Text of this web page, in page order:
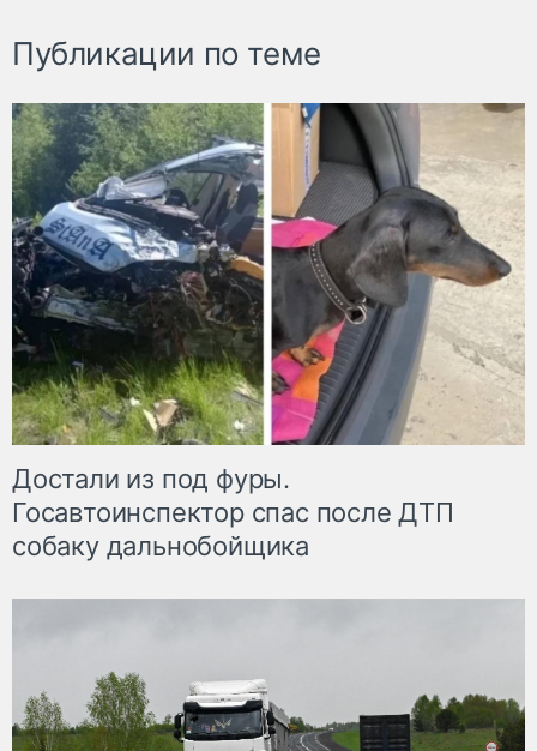
Публикации по теме
Достали из под фуры.
Госавтоинспектор спас после ДТП
собаку дальнобойщика